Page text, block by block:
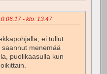
- klo: 13.47
ei tullut
menemää
puolikaasulla kun